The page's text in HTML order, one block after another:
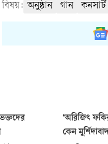
বিষয়: অনুষ্ঠান গান কনসার্ট
‘অরিজিৎ
কেন